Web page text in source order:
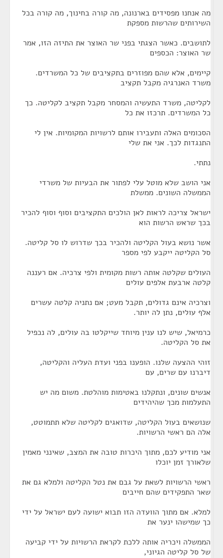
מה אנחנו מפסידים בארנונה, מה קורה בחינוך, מה קורה בכל
השירותים שהרשות מספקת
לתושבים. כאשר הצגתי בפני שר האוצר את התיזה הזו, אמר
שר האוצר: הכספים
קיימים, אלא שהם מפוזרים בתקציבים של כל המשרדים.
משרד האנרגיה מקבל תקציב
לקליטה, משרד התעשיה והמסחר מקבל תקציב לקליטה. כך
כל המשרדים. תרכזו את כל
הסכומים האלה ותעבירו אותם לרשויות המקומיות. אין לי
התנגדות לכך. אני את שלי
נתתי.
אני הושב שלא מוטל עלי לפתור את הבעיות של משרדי
הממשלה השונים. ממשלת
ישראל צריכה לראות לאן הולכים התקציבים וסוף וסוף להכיר
בכך שראש הרשות הוא
אשר נושא בעול הקליטה ולהכיר בכך שדרוש לו סל קליטה.
סל הקליטה ייקבע לפי מספר
העולים שקלטה אותה רשות מקומית ולפי צרכיה. אם רעננה
קלטה ארבעת אלפים עולים
וצרכיה אינם גדולים, תקבל מעט; אם נתניה קלטה עשרים
אלף עולים, נתן לה יותר.
כרמיאל, שיש לנו ענין מיוחד שייקלטו בה עולים, לה נכפיל
את סל הקליטה.
זוהי ההצעה שלנו. הופענו בפני ועדת העליה והקליטה,
דיברנו עם שרים, עם
אנשים שונים, ונתקלנו באטימות מוהלטת. משום מה יש
התעלמות מכך שהיהידים
שנושאים בעול הקליטה, שדואגים לקליטה שלא תתמוטט,
אלה הם ראשי הרשויות.
אני מודיע לכם, מתוך היכרות טובה את המצב, שאינני מאמין
שלאורך זמן יוכלו
ראשי הרשויות לשאת על גבם את נטל הקליטה ולמלא גם את
שאר התפקידים שהם חייבים
למלא. אם מתוך הוועדה הזו תבוא ישועה לעם ישראל על ידי
כך שמישהו ינער את
הממשלה ויכריה אותה ללכת לקראת הרשויות על ידי קביעה
של סל קליטה הגיוני,